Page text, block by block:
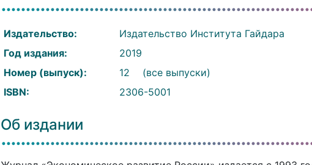
Издательство:
Издательство Института Гайдара
Год издания:
2019
Номер (выпуск):
12
(все выпуски)
ISBN:
2306-5001
Об издании